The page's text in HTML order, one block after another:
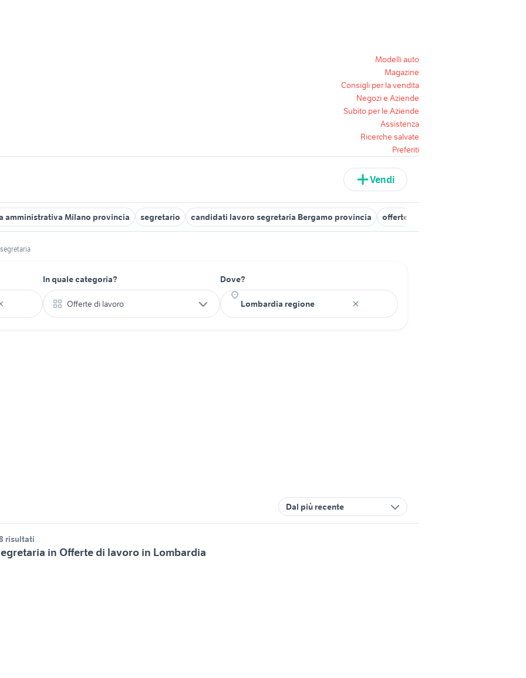
Modelli auto
Magazine
Consigli per la vendita
Negozi e Aziende
Subito per le Aziende
Assistenza
Ricerche salvate
Preferiti
Vendi
amministrativa Milano provincia segretario candidati lavoro segretaria Bergamo provincia offerte lavoro segretaria studio
segretaria
In quale categoria?
Offerte di lavoro
Dove?
Dal più recente
risultati
in Offerte di lavoro in Lombardia